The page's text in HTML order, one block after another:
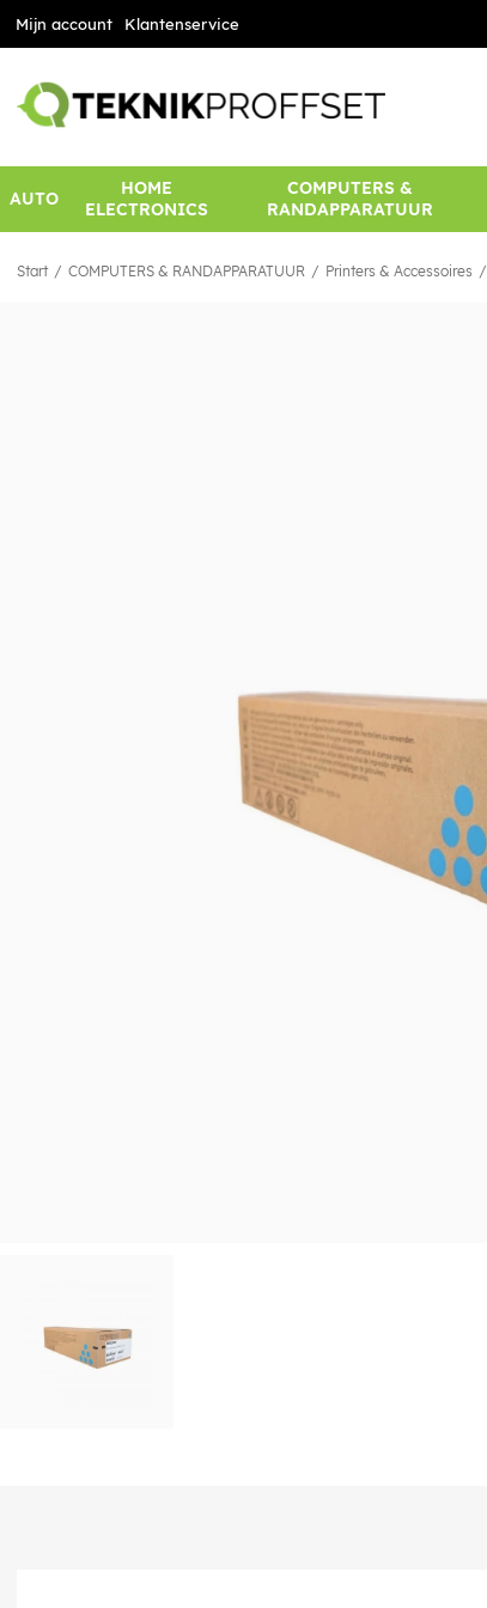
Mijn account Klantenservice
AUTO
HOME
ELECTRONICS
COMPUTERS &
RANDAPPARATUUR
Start COMPUTERS & RANDAPPARATUUR Printers & Accessoires